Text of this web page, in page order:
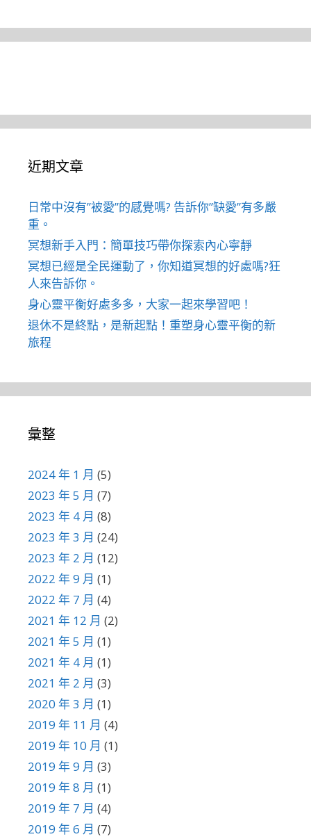
近期文章
日常中沒有”被愛”的感覺嗎? 告訴你”缺愛”有多嚴
重。
冥想新手入門：簡單技巧帶你探索內心寧靜
冥想已經是全民運動了，你知道冥想的好處嗎?狂
人來告訴你。
身心靈平衡好處多多，大家一起來學習吧！
退休不是終點，是新起點！重塑身心靈平衡的新
旅程
彙整
2024 年 1 月 (5)
2023 年 5 月 (7)
2023 年 4 月 (8)
2023 年 3 月 (24)
2023 年 2 月 (12)
2022 年 9 月 (1)
2022 年 7 月 (4)
2021 年 12 月 (2)
2021 年 5 月 (1)
2021 年 4 月 (1)
2021 年 2 月 (3)
2020 年 3 月 (1)
2019 年 11 月 (4)
2019 年 10 月 (1)
2019 年 9 月 (3)
2019 年 8 月 (1)
2019 年 7 月 (4)
2019 年 6 月 (7)